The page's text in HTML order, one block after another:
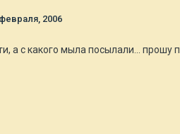
2006
а с какого мыла посылали... прошу